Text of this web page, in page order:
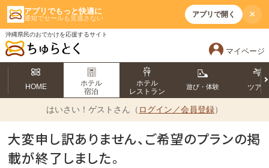
アプリでもっと快適に
通知でセールも見逃さない アプリで開く ×
沖縄県民のおでかけを応援するサイト
マイページ
HOME
ホテル
宿泊
ホテル
レストラン
遊び・体験 ツアー
はいさい！ ゲストさん（ ログイン／会員登録）
大変申し訳ありません、ご希望のプランの掲
載が終了しました。